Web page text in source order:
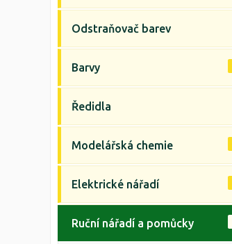
Odstraňovač barev
Barvy
Ředidla
Modelářská chemie
Elektrické nářadí
Ruční nářadí a pomůcky